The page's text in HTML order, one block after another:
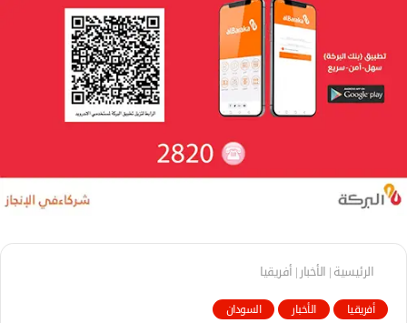
الرئيسية| الأخبار| أفريقيا
أفريقيا الأخبار السودان